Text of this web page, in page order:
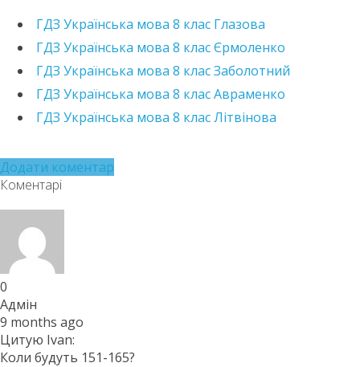
ГДЗ Українська мова 8 клас Глазова
ГДЗ Українська мова 8 клас Єрмоленко
ГДЗ Українська мова 8 клас Заболотний
ГДЗ Українська мова 8 клас Авраменко
ГДЗ Українська мова 8 клас Літвінова
Додати коментар
Коментарі
0
Адмін
9 months ago
Цитую Ivan:
Коли будуть 151-165?